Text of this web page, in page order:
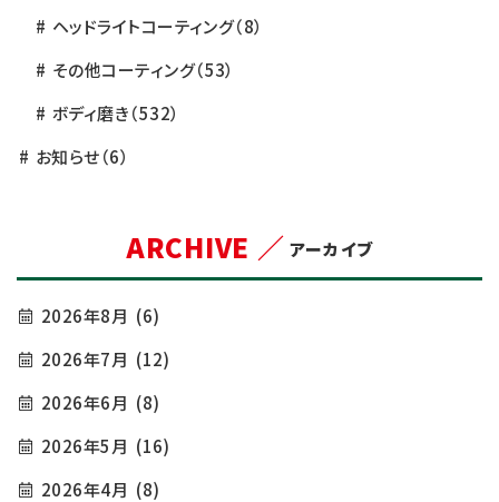
ヘッドライトコーティング（8）
その他コーティング（53）
ボディ磨き（532）
お知らせ（6）
ARCHIVE ／ アーカイブ
2026年8月 (6)
2026年7月 (12)
2026年6月 (8)
2026年5月 (16)
2026年4月 (8)